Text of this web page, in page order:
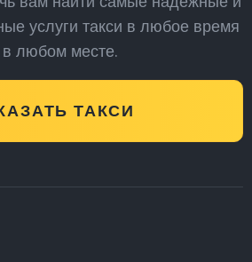
услуги такси в любое время
любом месте.
ТАКСИ